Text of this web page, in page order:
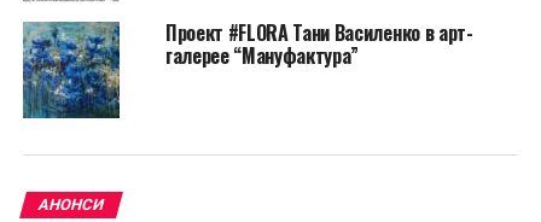
Проект #FLORA Тани Василенко в арт-
галерее “Мануфактура”
АНОНСИ